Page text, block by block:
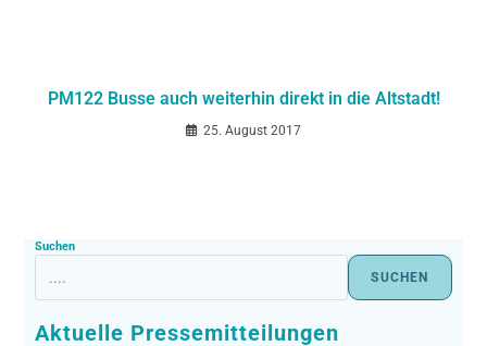
PM122 Busse auch weiterhin direkt in die Altstadt!
25. August 2017
Suchen
SUCHEN
Aktuelle Pressemitteilungen